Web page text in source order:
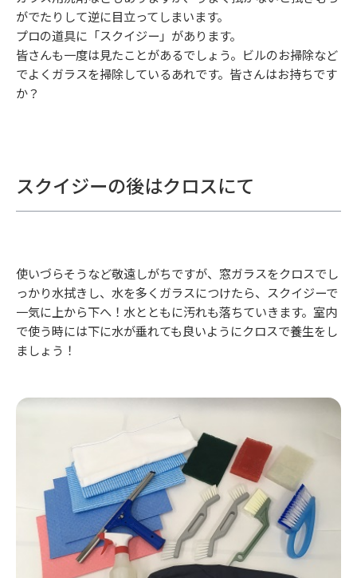
がでたりして逆に目立ってしまいます。
プロの道具に「スクイジー」があります。
皆さんも一度は見たことがあるでしょう。ビルのお掃除など
でよくガラスを掃除しているあれです。皆さんはお持ちです
か？
スクイジーの後はクロスにて
使いづらそうなど敬遠しがちですが、窓ガラスをクロスでし
っかり水拭きし、水を多くガラスにつけたら、スクイジーで
一気に上から下へ！水とともに汚れも落ちていきます。室内
で使う時には下に水が垂れても良いようにクロスで養生をし
ましょう！